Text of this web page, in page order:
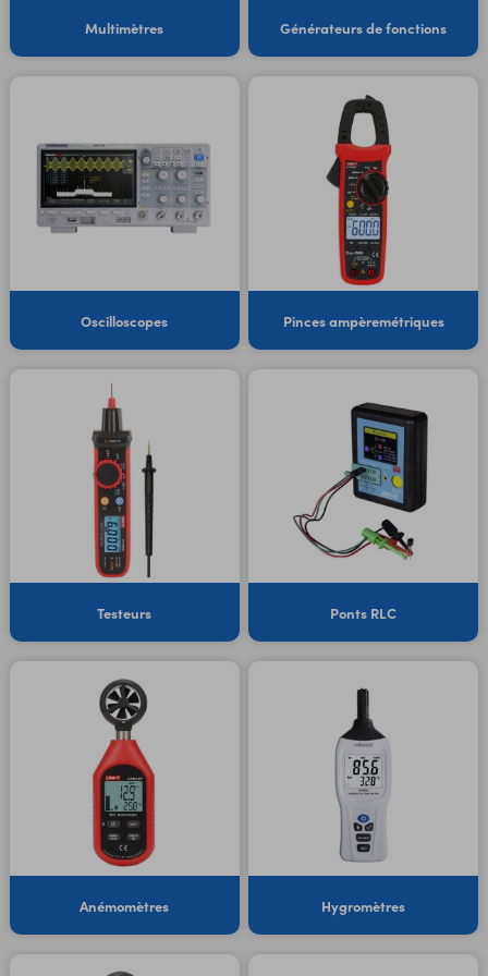
Multimètres Générateurs de fonctions
Oscilloscopes Pinces ampèremétriques
Testeurs Ponts RLC
Anémomètres Hygromètres